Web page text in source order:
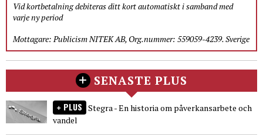
Vid kortbetalning debiteras ditt kort automatiskt i samband med
varje ny period
Mottagare: Publicism NITEK AB, Org.nummer: 559059-4239. Sverige
SENASTE PLUS
PLUS Stegra - En historia om påverkansarbete och
vandel